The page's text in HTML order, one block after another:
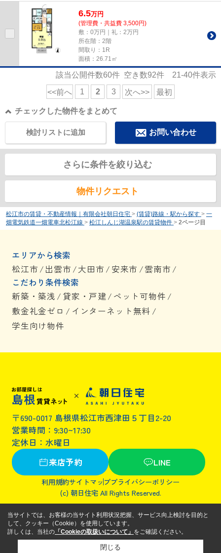
統連系完了後ZEH使用可）■外部に...
6.5万円
(管理費・共益費 3,500円)
敷：0万円｜礼：2万円
所在階：2階
間取り：1R
面積：26.71㎡
該当公開件数60件 空き数92件 21-40件表示
<<前へ 1 2 3 次へ>> 最初
チェックした物件をまとめて
お問い合わせ
検討リストに追加
さらに条件を絞り込む
物件リクエスト
松江市の賃貸・不動産情報｜有限会社朝日住宅 > (賃貸)路線・駅から探す > 一
畑電気鉄道一畑電車北松江線 > 松江しんじ湖温泉駅の賃貸物件 > 2ページ目
エリアから検索
松江市 / 出雲市 /大田市 / 安来市 /雲南市 /
こだわり条件検索
新築・築浅 / 貸家・戸建/ ペット可物件 /
敷金礼金ゼロ / インターネット無料 /
学生向け物件
〒690-0017 島根県松江市西津田５丁目2-20
営業時間：9:30~17:30
定休日：水曜日
来店予約
LINE
利用規約サイトマッププライバシーポリシー
(c) 朝日住宅 All Rights Reserved.
当サイトでは、お客様の当サイト利用状況把握、サービス向上検討を目的と
して、クッキー（Cookie）を使用しています。
詳しくは、当社の 「Cookieの取扱いについて」 をご確認ください。
閉じる